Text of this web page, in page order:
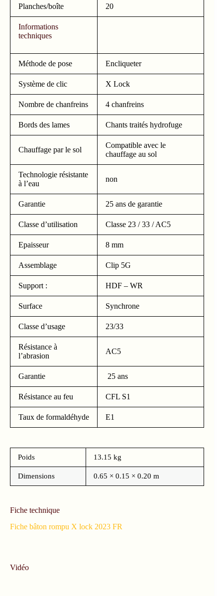
Planches/boîte 20
Informations
techniques
Méthode de pose Encliqueter
Système de clic X Lock
Nombre de chanfreins 4 chanfreins
Bords des lames Chants traités hydrofuge
Chauffage par le sol
Compatible avec le
chauffage au sol
Technologie résistante
à l’eau
non
Garantie 25 ans de garantie
Classe d’utilisation Classe 23 / 33 / AC5
Epaisseur 8 mm
Assemblage Clip 5G
Support : HDF – WR
Surface Synchrone
Classe d’usage 23/33
Résistance à
l’abrasion
AC5
Garantie 25 ans
Résistance au feu CFL S1
Taux de formaldéhyde E1
Poids 13.15 kg
Dimensions 0.65 × 0.15 × 0.20 m
Fiche technique
Fiche bâton rompu X lock 2023 FR
Vidéo